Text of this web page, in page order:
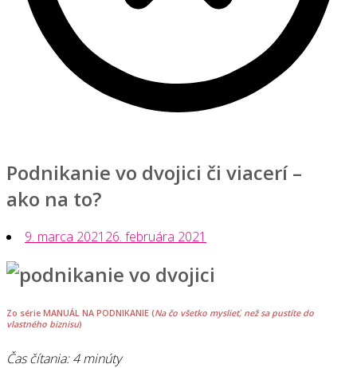
Podnikanie vo dvojici či viacerí –
ako na to?
9. marca 2021 26. februára 2021
Zo série MANUÁL NA PODNIKANIE (Na čo všetko myslieť, než sa pustíte do
vlastného biznisu)
Čas čítania: 4 minúty